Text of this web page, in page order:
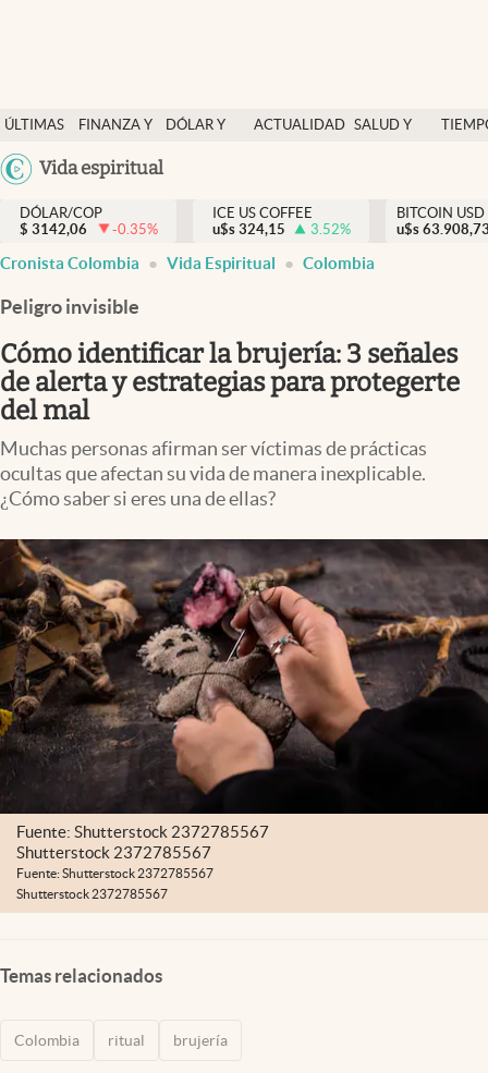
ÚLTIMAS
NOTICIAS
FINANZA Y
DÓLAR Y
ACTUALIDAD SALUD Y
México
Vida espiritual
Salud y nutrición
Vida espiritual
Actualidad
Colombia
DÓLAR/COP
$ 3142,06 -0.35%
ICE US COFFEE
u$s 324,15 3.52%
BITCOIN USD
u$s
Cronista Colombia Vida Espiritual Colombia
Peligro invisible
Cómo identificar la brujería: 3 señales
de alerta y estrategias para protegerte
del mal
Muchas personas afirman ser víctimas de prácticas
ocultas que afectan su vida de manera inexplicable.
¿Cómo saber si eres una de ellas?
Fuente: Shutterstock 2372785567
Shutterstock 2372785567
Fuente: Shutterstock 2372785567
Shutterstock 2372785567
Temas relacionados
Colombia ritual brujería